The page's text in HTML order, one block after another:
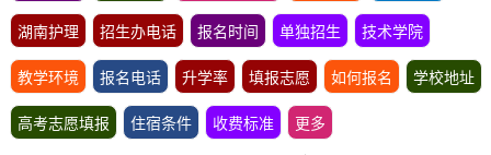
湖南护理 招生办电话 报名时间 单独招生 技术学院
教学环境 报名电话 升学率 填报志愿 如何报名 学校地址
高考志愿填报 住宿条件 收费标准 更多